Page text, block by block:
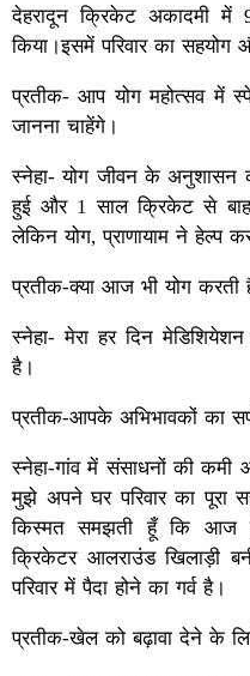
देहरादून क्रिकेट अकादमी में 9
किया।इसमें परिवार का सहयोग
प्रतीक- आप योग महोत्सव में
जानना चाहेंगे।
स्नेहा- योग जीवन के अनुशासन
हुई और 1 साल क्रिकेट से
लेकिन योग, प्राणायाम ने हेल्प
प्रतीक-क्या आज भी योग करती
स्नेहा- मेरा हर दिन
है।
प्रतीक-आपके अभिभावकों का
स्नेहा-गांव में संसाधनों की
मुझे अपने घर परिवार का पूरा
किस्मत समझती हूँ कि आज
क्रिकेटर आलराउंड खिलाड़ी
परिवार में पैदा होने का गर्व है।
प्रतीक-खेल को बढ़ावा देने के